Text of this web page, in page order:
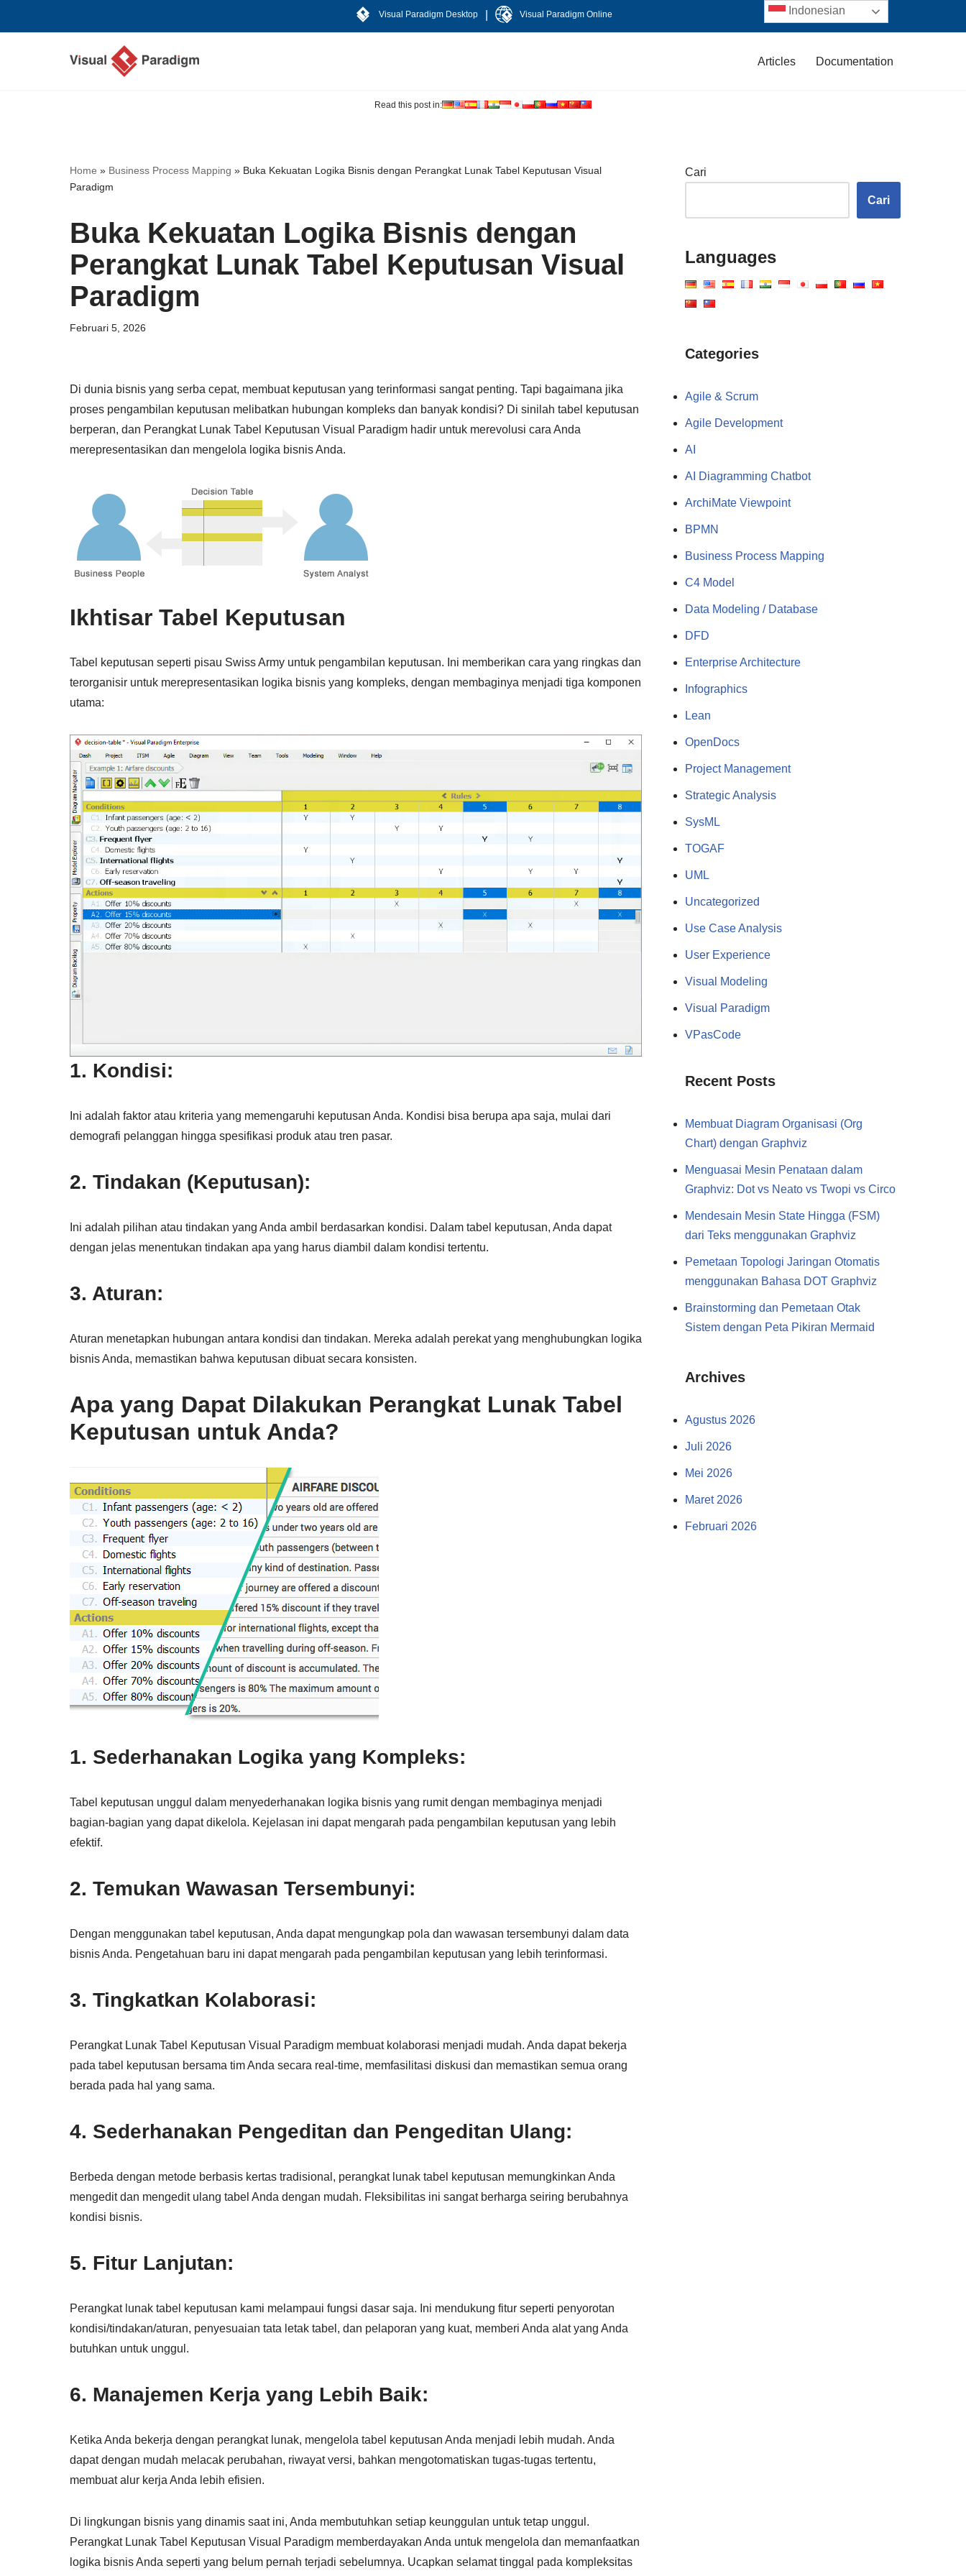
Visual Paradigm Desktop Visual Paradigm Online
Articles Documentation
Read this post in:
Home » Business Process Mapping » Buka Kekuatan Logika Bisnis dengan Perangkat Lunak Tabel Keputusan Visual
Paradigm
Buka Kekuatan Logika Bisnis dengan
Perangkat Lunak Tabel Keputusan Visual
Paradigm
Februari 5, 2026
Di dunia bisnis yang serba cepat, membuat keputusan yang terinformasi sangat penting. Tapi bagaimana jika
proses pengambilan keputusan melibatkan hubungan kompleks dan banyak kondisi? Di sinilah tabel keputusan
berperan, dan Perangkat Lunak Tabel Keputusan Visual Paradigm hadir untuk merevolusi cara Anda
merepresentasikan dan mengelola logika bisnis Anda.
Ikhtisar Tabel Keputusan
Tabel keputusan seperti pisau Swiss Army untuk pengambilan keputusan. Ini memberikan cara yang ringkas dan
terorganisir untuk merepresentasikan logika bisnis yang kompleks, dengan membaginya menjadi tiga komponen
utama:
1. Kondisi:
Ini adalah faktor atau kriteria yang memengaruhi keputusan Anda. Kondisi bisa berupa apa saja, mulai dari
demografi pelanggan hingga spesifikasi produk atau tren pasar.
2. Tindakan (Keputusan):
Ini adalah pilihan atau tindakan yang Anda ambil berdasarkan kondisi. Dalam tabel keputusan, Anda dapat
dengan jelas menentukan tindakan apa yang harus diambil dalam kondisi tertentu.
3. Aturan:
Aturan menetapkan hubungan antara kondisi dan tindakan. Mereka adalah perekat yang menghubungkan logika
bisnis Anda, memastikan bahwa keputusan dibuat secara konsisten.
Apa yang Dapat Dilakukan Perangkat Lunak Tabel
Keputusan untuk Anda?
1. Sederhanakan Logika yang Kompleks:
Tabel keputusan unggul dalam menyederhanakan logika bisnis yang rumit dengan membaginya menjadi
bagian-bagian yang dapat dikelola. Kejelasan ini dapat mengarah pada pengambilan keputusan yang lebih
efektif.
2. Temukan Wawasan Tersembunyi:
Dengan menggunakan tabel keputusan, Anda dapat mengungkap pola dan wawasan tersembunyi dalam data
bisnis Anda. Pengetahuan baru ini dapat mengarah pada pengambilan keputusan yang lebih terinformasi.
3. Tingkatkan Kolaborasi:
Perangkat Lunak Tabel Keputusan Visual Paradigm membuat kolaborasi menjadi mudah. Anda dapat bekerja
pada tabel keputusan bersama tim Anda secara real-time, memfasilitasi diskusi dan memastikan semua orang
berada pada hal yang sama.
4. Sederhanakan Pengeditan dan Pengeditan Ulang:
Berbeda dengan metode berbasis kertas tradisional, perangkat lunak tabel keputusan memungkinkan Anda
mengedit dan mengedit ulang tabel Anda dengan mudah. Fleksibilitas ini sangat berharga seiring berubahnya
kondisi bisnis.
5. Fitur Lanjutan:
Perangkat lunak tabel keputusan kami melampaui fungsi dasar saja. Ini mendukung fitur seperti penyorotan
kondisi/tindakan/aturan, penyesuaian tata letak tabel, dan pelaporan yang kuat, memberi Anda alat yang Anda
butuhkan untuk unggul.
6. Manajemen Kerja yang Lebih Baik:
Ketika Anda bekerja dengan perangkat lunak, mengelola tabel keputusan Anda menjadi lebih mudah. Anda
dapat dengan mudah melacak perubahan, riwayat versi, bahkan mengotomatiskan tugas-tugas tertentu,
membuat alur kerja Anda lebih efisien.
Di lingkungan bisnis yang dinamis saat ini, Anda membutuhkan setiap keunggulan untuk tetap unggul.
Perangkat Lunak Tabel Keputusan Visual Paradigm memberdayakan Anda untuk mengelola dan memanfaatkan
logika bisnis Anda seperti yang belum pernah terjadi sebelumnya. Ucapkan selamat tinggal pada kompleksitas
Cari
Cari
Languages
Categories
Agile & Scrum
Agile Development
AI
AI Diagramming Chatbot
ArchiMate Viewpoint
BPMN
Business Process Mapping
C4 Model
Data Modeling / Database
DFD
Enterprise Architecture
Infographics
Lean
OpenDocs
Project Management
Strategic Analysis
SysML
TOGAF
UML
Uncategorized
Use Case Analysis
User Experience
Visual Modeling
Visual Paradigm
VPasCode
Recent Posts
Membuat Diagram Organisasi (Org
Chart) dengan Graphviz
Menguasai Mesin Penataan dalam
Graphviz: Dot vs Neato vs Twopi vs Circo
Mendesain Mesin State Hingga (FSM)
dari Teks menggunakan Graphviz
Pemetaan Topologi Jaringan Otomatis
menggunakan Bahasa DOT Graphviz
Brainstorming dan Pemetaan Otak
Sistem dengan Peta Pikiran Mermaid
Archives
Agustus 2026
Juli 2026
Mei 2026
Maret 2026
Februari 2026
Indonesian